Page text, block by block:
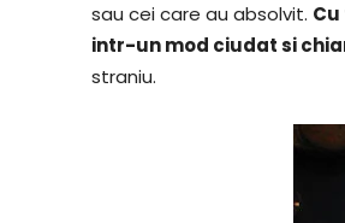
sau cei care au absolvit.
intr-un mod ciudat si
straniu.